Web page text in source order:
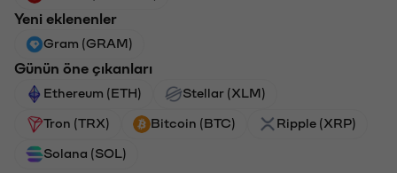
Yeni eklenenler
Gram (GRAM)
Günün öne çıkanları
Ethereum (ETH) Stellar (XLM)
Tron (TRX) Bitcoin (BTC) Ripple (XRP)
Solana (SOL)